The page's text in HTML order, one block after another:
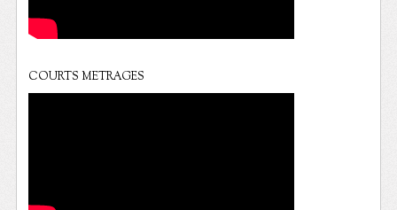
COURTS METRAGES